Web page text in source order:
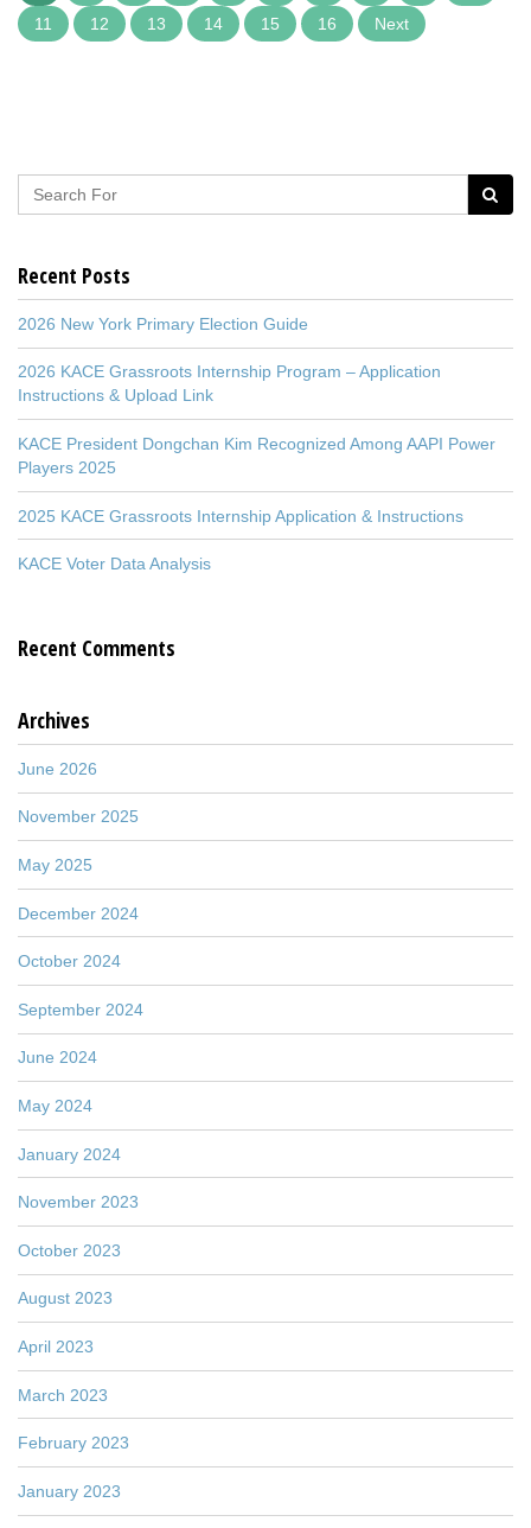
11
12 13 14 15 16 Next
Recent Posts
2026 New York Primary Election Guide
2026 KACE Grassroots Internship Program – Application
Instructions & Upload Link
KACE President Dongchan Kim Recognized Among AAPI Power
Players 2025
2025 KACE Grassroots Internship Application & Instructions
KACE Voter Data Analysis
Recent Comments
Archives
June 2026
November 2025
May 2025
December 2024
October 2024
September 2024
June 2024
May 2024
January 2024
November 2023
October 2023
August 2023
April 2023
March 2023
February 2023
January 2023